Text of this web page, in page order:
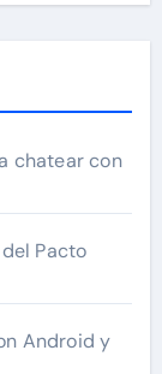
chatear con
Pacto
Android y